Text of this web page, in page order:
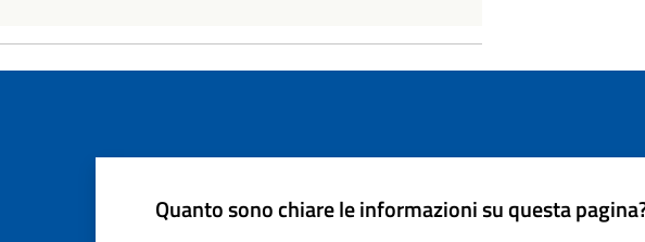
Quanto sono chiare le informazioni su questa